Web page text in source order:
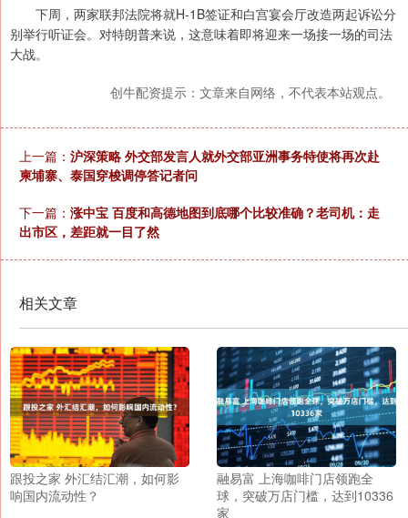
下周，两家联邦法院将就H-1B签证和白宫宴会厅改造两起诉讼分
别举行听证会。对特朗普来说，这意味着即将迎来一场接一场的司法
大战。
创牛配资提示：文章来自网络，不代表本站观点。
上一篇： 沪深策略 外交部发言人就外交部亚洲事务特使将再次赴
柬埔寨、泰国穿梭调停答记者问
下一篇： 涨中宝 百度和高德地图到底哪个比较准确？老司机：走
出市区，差距就一目了然
相关文章
跟投之家 外汇结汇潮，如何影
响国内流动性？
融易富 上海咖啡门店领跑全
球，突破万店门槛，达到10336
家